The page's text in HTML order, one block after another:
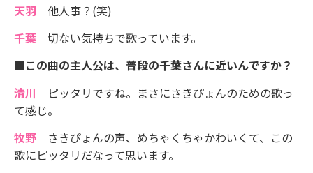
天羽 他人事？(笑)
千葉 切ない気持ちで歌っています。
■この曲の主人公は、普段の千葉さんに近いんですか？
清川
ピッタリですね。まさにさきぴょんのための歌っ
て感じ。
牧野 さきぴょんの声、めちゃくちゃかわいくて、この
歌にピッタリだなって思います。